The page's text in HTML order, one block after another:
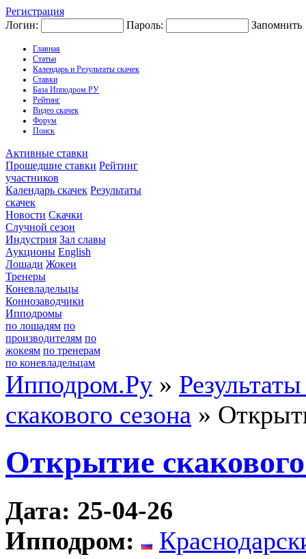
Регистрация
Логин:
Пароль: Запомнить
Главная
Статьи
Календарь и Результаты скачек
Ставки
База Ипподром.РУ
Рейтинг
Видео скачек
Форум
Поиск
Активные ставки
Прошедшие ставки Рейтинг
участников
Календарь скачек Результаты
скачек
Новости Скачки
Случной сезон
Индустрия Зал славы
Аукционы English
Лошади Жокеи
Тренеры
Коневладельцы
Коннозаводчики
Ипподромы
по лошадям по
производителям по
жокеям по тренерам
по коневладельцам
Ипподром.Ру »
скакового сезона »
Открытие скакового
Дата: 25-04-26
Ипподром: